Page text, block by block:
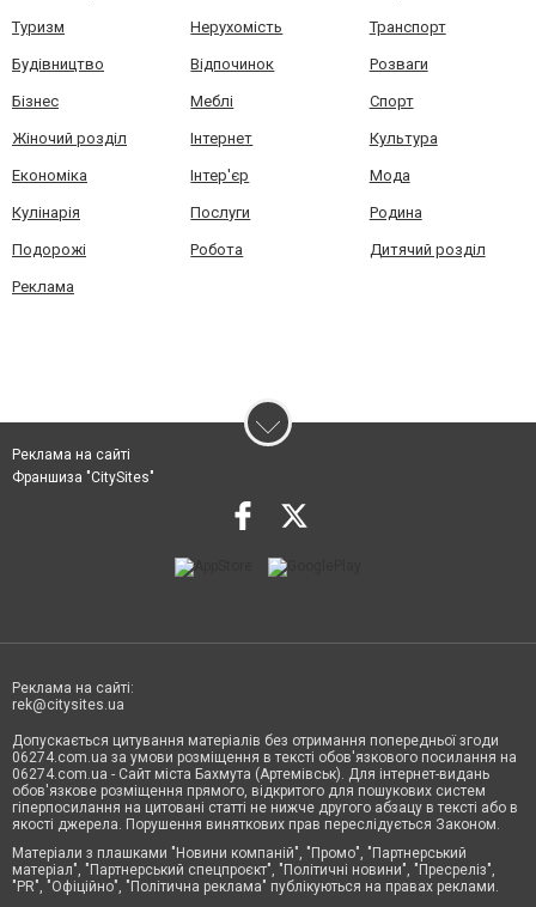
Туризм Нерухомість Транспорт
Будівництво Відпочинок Розваги
Бізнес Меблі Спорт
Жіночий розділ Інтернет Культура
Економіка Інтер'єр Мода
Кулінарія Послуги Родина
Подорожі Робота Дитячий розділ
Реклама
Реклама на сайті
Франшиза "CitySites"
Реклама на сайті:
rek@citysites.ua
Допускається цитування матеріалів без отримання попередньої згоди
06274.com.ua за умови розміщення в тексті обов'язкового посилання на
06274.com.ua - Сайт міста Бахмута (Артемівськ). Для інтернет-видань
обов'язкове розміщення прямого, відкритого для пошукових систем
гіперпосилання на цитовані статті не нижче другого абзацу в тексті або в
якості джерела. Порушення виняткових прав переслідується Законом.
Матеріали з плашками "Новини компаній", "Промо", "Партнерський
матеріал", "Партнерський спецпроєкт", "Політичні новини", "Пресреліз",
"PR", "Офіційно", "Політична реклама" публікуються на правах реклами.